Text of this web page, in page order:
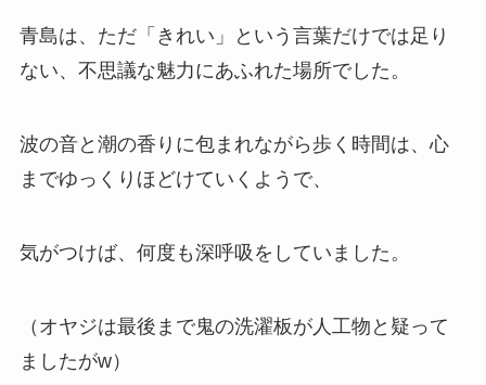
青島は、ただ「きれい」という言葉だけでは足り
ない、不思議な魅力にあふれた場所でした。
波の音と潮の香りに包まれながら歩く時間は、心
までゆっくりほどけていくようで、
気がつけば、何度も深呼吸をしていました。
（オヤジは最後まで鬼の洗濯板が人工物と疑って
ましたがw）